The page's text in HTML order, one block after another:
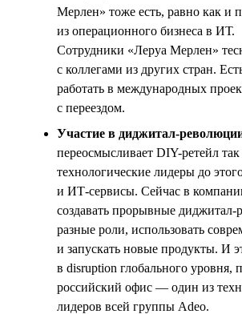
Мерлен» тоже есть, равно как и
из операционного бизнеса в ИТ.
Сотрудники «Леруа Мерлен»
с коллегами из других стран.
работать в международных
с переездом.
Участие в диджитал-
переосмысливает DIY-ретейл
технологические лидеры до
и ИТ-сервисы. Сейчас в
создавать прорывные диджитал-
разные роли, использовать
и запускать новые продукты. И
в disruption глобального уровня,
российский офис — один из
лидеров всей группы Adeo.